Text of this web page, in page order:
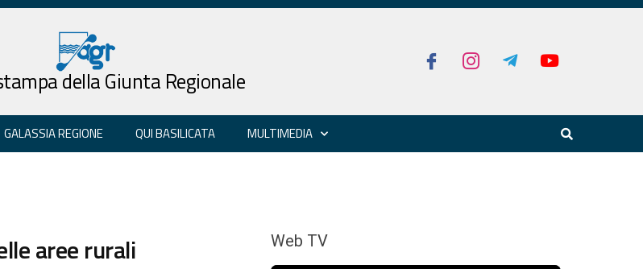
della Giunta Regionale
GALASSIA REGIONE QUI BASILICATA MULTIMEDIA
aree rurali Web TV